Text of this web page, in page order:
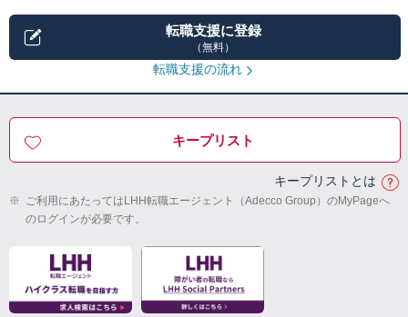
転職支援に登録
（無料）
転職支援の流れ
キープリスト
キープリストとは
※ ご利用にあたってはLHH転職エージェント（Adecco Group）のMyPageへ
のログインが必要です。